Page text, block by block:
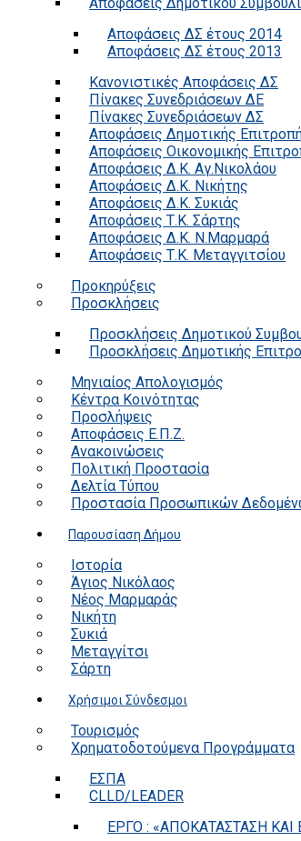
Αποφάσεις ΔΣ έτους 2014
Αποφάσεις ΔΣ έτους 2013
Κανονιστικές Αποφάσεις ΔΣ
Πίνακες Συνεδριάσεων ΔΕ
Πίνακες Συνεδριάσεων ΔΣ
Αποφάσεις Δημοτικής
Αποφάσεις Οικονομικής
Αποφάσεις Δ.Κ. Αγ.Νικολάου
Αποφάσεις Δ.Κ. Νικήτης
Αποφάσεις Δ.Κ. Συκιάς
Αποφάσεις Τ.Κ. Σάρτης
Αποφάσεις Δ.Κ. Ν.Μαρμαρά
Αποφάσεις Τ.Κ. Μεταγγιτσίου
Προκηρύξεις
Προσκλήσεις
Προσκλήσεις Δημοτικού
Προσκλήσεις Δημοτικής
Μηνιαίος Απολογισμός
Κέντρα Κοινότητας
Προσλήψεις
Αποφάσεις Ε.Π.Ζ.
Ανακοινώσεις
Πολιτική Προστασία
Δελτία Τύπου
Προστασία Προσωπικών
Παρουσίαση Δήμου
Ιστορία
Άγιος Νικόλαος
Νέος Μαρμαράς
Νικήτη
Συκιά
Μεταγγίτσι
Σάρτη
Χρήσιμοι Σύνδεσμοι
Τουρισμός
Χρηματοδοτούμενα Προγράμματα
ΕΣΠΑ
CLLD/LEADER
ΕΡΓΟ : «ΑΠΟΚΑΤΑΣΤΑΣΗ